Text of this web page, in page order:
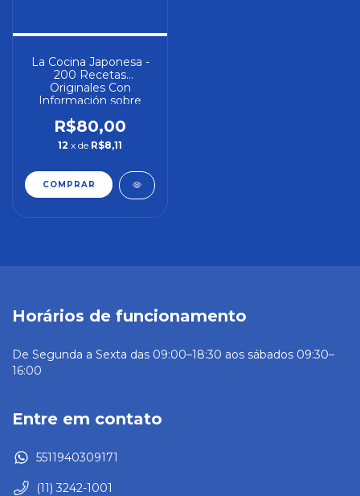
La Cocina Japonesa -
200 Recetas
Originales Con
Información sobre
Esenciales - Autor:
Kimiko Barber (2005)
[usado]
R$80,00
12 x de R$8,11
Horários de funcionamento
De Segunda a Sexta das 09:00–18:30 aos sábados 09:30–
16:00
Entre em contato
5511940309171
(11) 3242-1001